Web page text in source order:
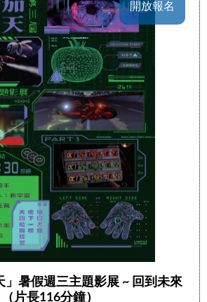
開放報名
」暑假週三主題影展 ~ 回到未來
（片長116分鐘）